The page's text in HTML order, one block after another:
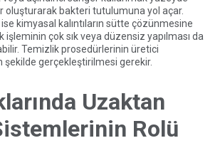
oluşturarak bakteri tutulumuna yol açar.
kimyasal kalıntıların sütte çözünmesine
işleminin çok sık veya düzensiz yapılması da
Temizlik prosedürlerinin üretici
şekilde gerçekleştirilmesi gerekir.
Uzaktan
Rolü